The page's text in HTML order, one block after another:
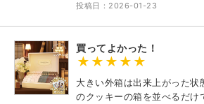
投稿日：2026-01-23
買ってよかった！
大きい外箱は出来上がった状
のクッキーの箱を並べるだけ